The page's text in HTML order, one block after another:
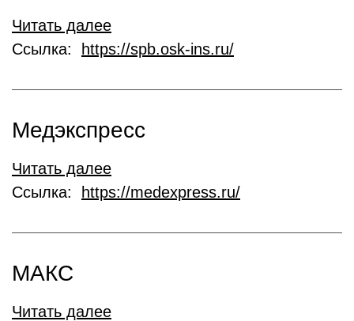
Читать далее
Ссылка:
https://spb.osk-ins.ru/
Медэкспресс
Читать далее
Ссылка:
https://medexpress.ru/
МАКС
Читать далее